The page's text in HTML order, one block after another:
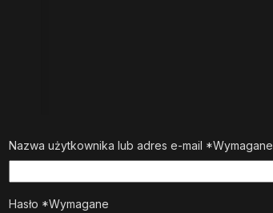
Nazwa użytkownika lub adres e-mail *Wymagane
Hasło *Wymagane